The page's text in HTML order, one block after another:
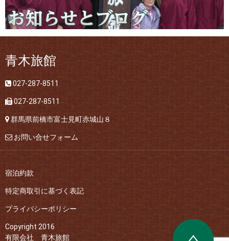
青木旅館
027-287-8511
027-287-8511
群馬県前橋市富士見町赤城山８
お問い合せフォーム
宿泊約款
特定商取引に基づく表記
プライバシーポリシー
Copyright 2016
有限会社 青木旅館